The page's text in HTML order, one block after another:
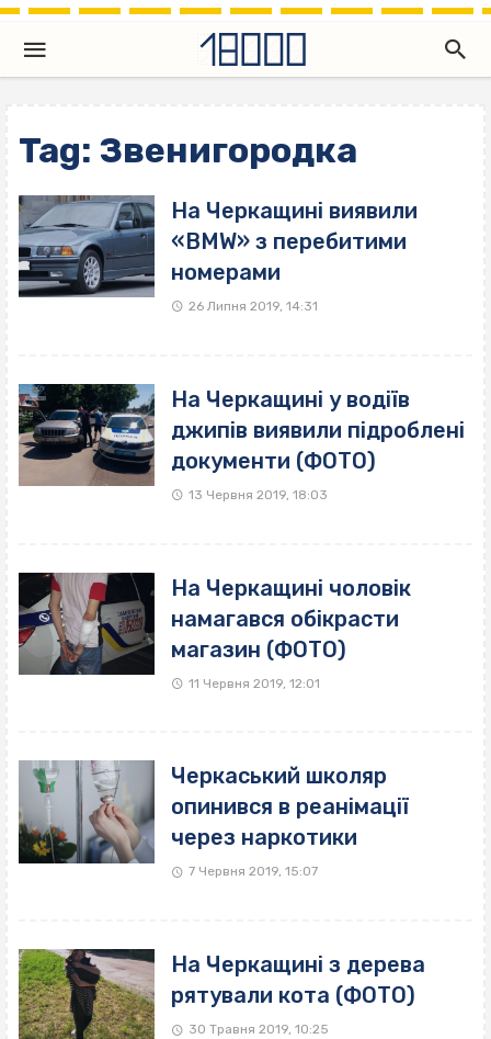
Tag: Звенигородка
На Черкащині виявили
«BMW» з перебитими
номерами
26 Липня 2019, 14:31
На Черкащині у водіїв
джипів виявили підроблені
документи (ФОТО)
13 Червня 2019, 18:03
На Черкащині чоловік
намагався обікрасти
магазин (ФОТО)
11 Червня 2019, 12:01
Черкаський школяр
опинився в реанімації
через наркотики
7 Червня 2019, 15:07
На Черкащині з дерева
рятували кота (ФОТО)
30 Травня 2019, 10:25